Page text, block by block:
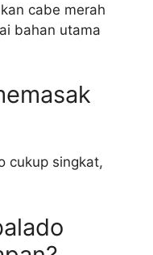
cabe merah
bahan utama
cukup singkat,